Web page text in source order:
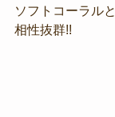
ソフトコーラル
相性抜群!!